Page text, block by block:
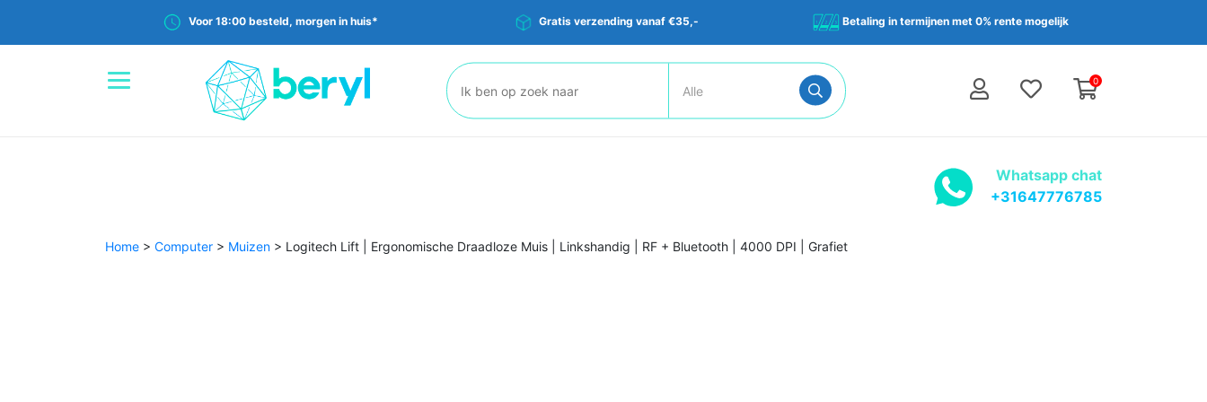
Voor 18:00 besteld, morgen in huis* Gratis verzending vanaf €35,- Betaling in termijnen met 0% rente mogelijk
0
Zoeken:
Whatsapp chat
+31647776785
Home > Computer > Muizen > Logitech Lift | Ergonomische Draadloze Muis | Linkshandig | RF + Bluetooth | 4000 DPI | Grafiet